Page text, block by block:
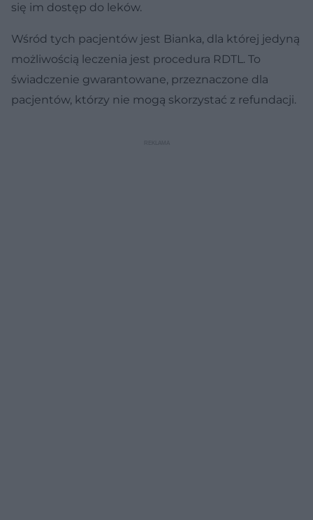
się im dostęp do leków.
Wśród tych pacjentów jest Bianka, dla której jedyną
możliwością leczenia jest procedura RDTL. To
świadczenie gwarantowane, przeznaczone dla
pacjentów, którzy nie mogą skorzystać z refundacji.